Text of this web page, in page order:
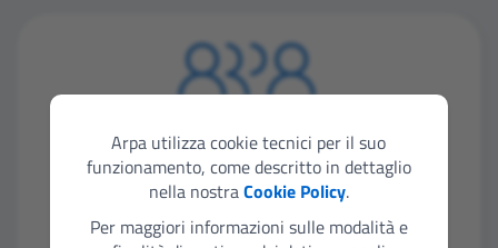
vuoi utilizzare per accedere
Arpa utilizza cookie tecnici per il suo
funzionamento, come descritto in dettaglio
nella nostraCookie Policy.
Per maggiori informazioni sulle modalità e